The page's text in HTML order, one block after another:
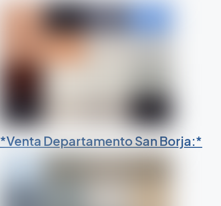
*Venta Departamento San Borja:*